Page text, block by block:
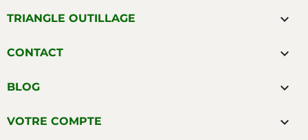
TRIANGLE OUTILLAGE 
CONTACT 
BLOG 
VOTRE COMPTE 